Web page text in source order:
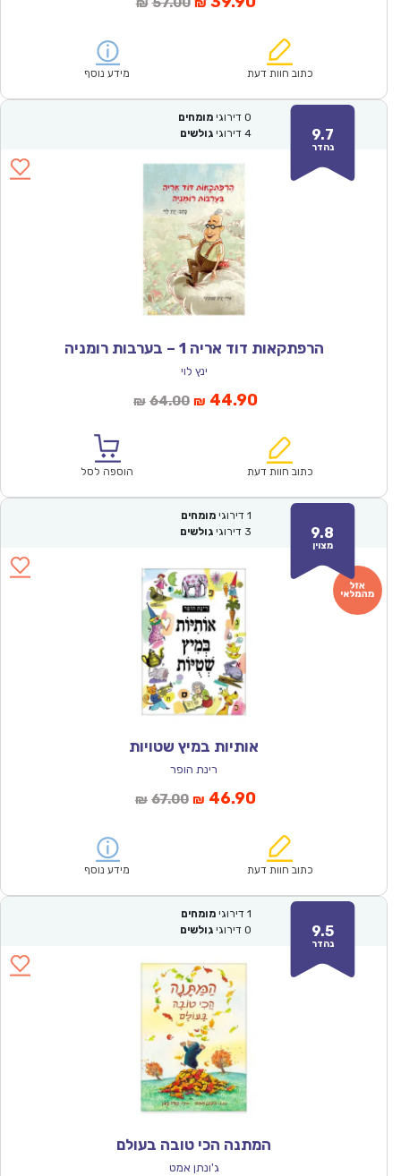
₪57.00.
הוא:
כתוב חוות דעת מידע נוסף
9.7
נהדר
0 דירוגי מומחים
4 דירוגי גולשים
הרפתקאות דוד אריה 1 – בערבות רומניה
ינץ לוי
₪ 64.00המחיר
₪64.00.
₪ 44.90המחיר
הוא:
כתוב חוות דעת הוספה לסל
9.8
מצוין
1 דירוגי מומחים
3 דירוגי גולשים
אותיות במיץ שטויות
רינת הופר
₪ 67.00המחיר
₪67.00.
₪ 46.90המחיר
הוא:
כתוב חוות דעת מידע נוסף
9.5
נהדר
1 דירוגי מומחים
0 דירוגי גולשים
המתנה הכי טובה בעולם
ג'ונתן אמט